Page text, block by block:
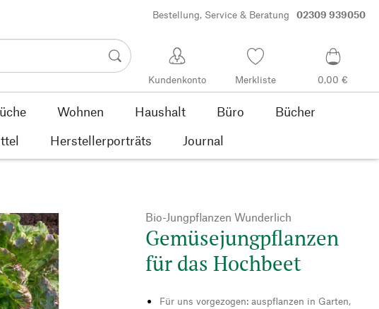
Bestellung, Service & Beratung 02309 939050
Kundenkonto Merkliste 0,00 €
Wohnen Haushalt Büro
Bücher
Herstellerporträts Journal
Bio-Jungpflanzen Wunderlich
Gemüsejungpflanzen
für das Hochbeet
Für uns vorgezogen: auspflanzen in Garten,